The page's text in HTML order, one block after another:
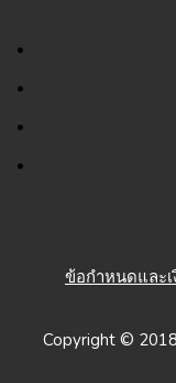
ข้อกำหนดและ
Copyright ©